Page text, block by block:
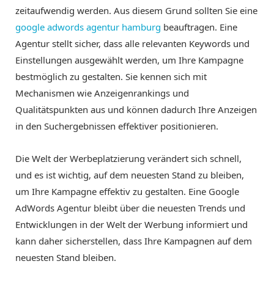
zeitaufwendig werden. Aus diesem Grund sollten Sie eine
google adwords agentur hamburg beauftragen. Eine
Agentur stellt sicher, dass alle relevanten Keywords und
Einstellungen ausgewählt werden, um Ihre Kampagne
bestmöglich zu gestalten. Sie kennen sich mit
Mechanismen wie Anzeigenrankings und
Qualitätspunkten aus und können dadurch Ihre Anzeigen
in den Suchergebnissen effektiver positionieren.
Die Welt der Werbeplatzierung verändert sich schnell,
und es ist wichtig, auf dem neuesten Stand zu bleiben,
um Ihre Kampagne effektiv zu gestalten. Eine Google
AdWords Agentur bleibt über die neuesten Trends und
Entwicklungen in der Welt der Werbung informiert und
kann daher sicherstellen, dass Ihre Kampagnen auf dem
neuesten Stand bleiben.